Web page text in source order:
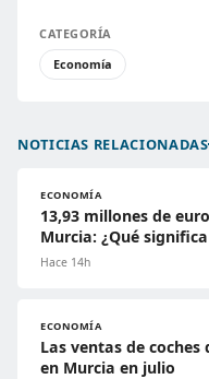
CATEGORÍA
Economía
NOTICIAS RELACIONADAS
ECONOMÍA
13,93 millones de
Murcia: ¿Qué
Hace 14h
ECONOMÍA
Las ventas de
en Murcia en julio